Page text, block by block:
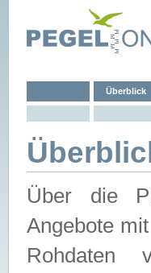
Überblick
Über die
Angebote
Rohdaten